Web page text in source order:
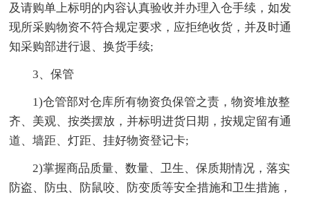
及请购单上标明的内容认真验收并办理入仓手续，如发
现所采购物资不符合规定要求，应拒绝收货，并及时通
知采购部进行退、换货手续;
3、保管
1)仓管部对仓库所有物资负保管之责，物资堆放整
齐、美观、按类摆放，并标明进货日期，按规定留有通
道、墙距、灯距、挂好物资登记卡;
2)掌握商品质量、数量、卫生、保质期情况，落实
防盗、防虫、防鼠咬、防变质等安全措施和卫生措施，